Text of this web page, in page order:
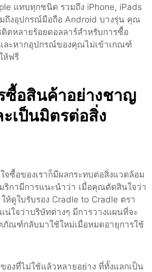
แทบทุกชนิด รวมถึง iPhone, iPads
ถึงอุปกรณ์มือถือ Android บางรุ่น คุณ
ดิตหลายร้อยดอลลาร์สำหรับการซื้อ
ละหากอุปกรณ์ของคุณไม่เข้าเกณฑ์
ห้ฟรี
ซื้อสินค้าอย่างชาญ
เป็นมิตรต่อสิ่ง
ซื้อของเราก็มีผลกระทบต่อสิ่งแวดล้อม
ริกามีการแนะนำว่า เมื่อคุณตัดสินใจว่า
ดูใบรับรอง Cradle to Cradle ตรา
น่ใจว่าบริษัทต่างๆ มีการวางแผนที่จะ
ภัณฑ์กลับมาใช้ใหม่เมื่อหมดอายุการใช้
องที่ไม่ใช้แล้วหลายอย่าง ที่ทั้งแลกเป็น